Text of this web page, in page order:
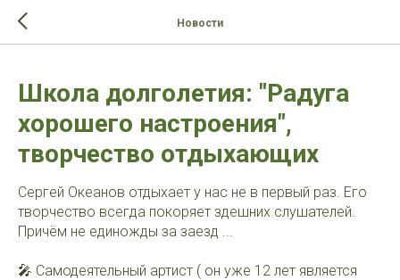
Новости
Школа долголетия: "Радуга
хорошего настроения",
творчество отдыхающих
Сергей Океанов отдыхает у нас не в первый раз. Его
творчество всегда покоряет здешних слушателей.
Причём не единожды за заезд ...
🎤 Самодеятельный артист ( он уже 12 лет является